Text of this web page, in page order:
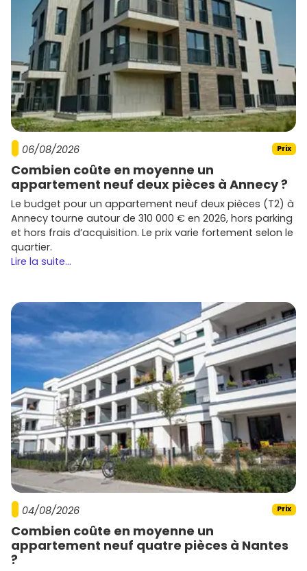
06/08/2026 Prix
Combien coûte en moyenne un
appartement neuf deux pièces à Annecy ?
Le budget pour un appartement neuf deux pièces (T2) à
Annecy tourne autour de 310 000 € en 2026, hors parking
et hors frais d’acquisition. Le prix varie fortement selon le
quartier.
Lire la suite...
04/08/2026 Prix
Combien coûte en moyenne un
appartement neuf quatre pièces à Nantes
?